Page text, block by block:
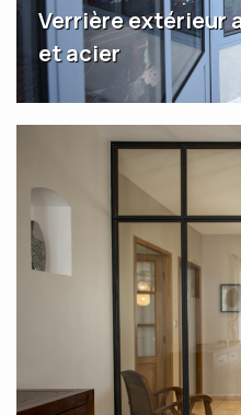
Verrière extérieur
et acier